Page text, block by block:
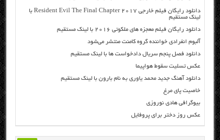
دانلود رایگان فیلم خارجی Resident Evil The Final Chapter 2017 با
لینک مستقیم
دانلود رایگان فیلم معجزه های ملکوتی ۲۰۱۶ با لینک مستقیم
آلبوم انفرادی خواننده گروه کامنت منتشر می‌شود
دانلود فصل پنجم سریال دادخواست ها با لینک مستقیم
عکس تسلیت سقوط هواپیما
دانلود آهنگ جدید محمد یاوری به نام بارون با لینک مستقیم
خاصیت پای مرغ
بیوگرافی هادی نوروزی
عکس روز دختر برای پروفایل